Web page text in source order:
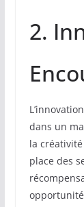
2.
dans un
la
place des